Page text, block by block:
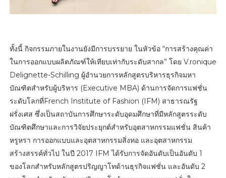
ทั้งนี้ กิจกรรมภายในงานยังมีการบรรยาย ในหัวข้อ “การสร้างคุณค่า
ในการออกแบบผลิตภัณฑ์ให้เทียบเท่ากับระดับสากล” โดย V.ronique
Delignette-Schilling ผู้อำนวยการหลักสูตรบริหารธุรกิจมหา
บัณฑิตสำหรับผู้บริหาร (Executive MBA) ด้านการจัดการแฟชั่น
ระดับโลกที่French Institute of Fashion (IFM) สาธารณรัฐ
ฝรั่งเศส ซึ่งเป็นสถาบันการศึกษาระดับอุดมศึกษาที่มีหลักสูตรระดับ
บัณฑิตศึกษาและการวิจัยประยุกต์สำหรับอุตสาหกรรมแฟชั่น สินค้า
หรูหรา การออกแบบและอุตสาหกรรมสิ่งทอ และอุตสาหกรรม
สร้างสรรค์ทั่วไป ในปี 2017 IFM ได้รับการจัดอันดับเป็นอันดับ 1
ของโลกสำหรับหลักสูตรปริญญาโทด้านธุรกิจแฟชั่น และอันดับ 2